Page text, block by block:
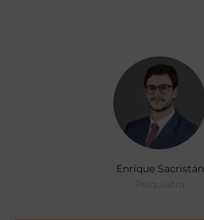
Enrique Sacristán
Psiquiatra